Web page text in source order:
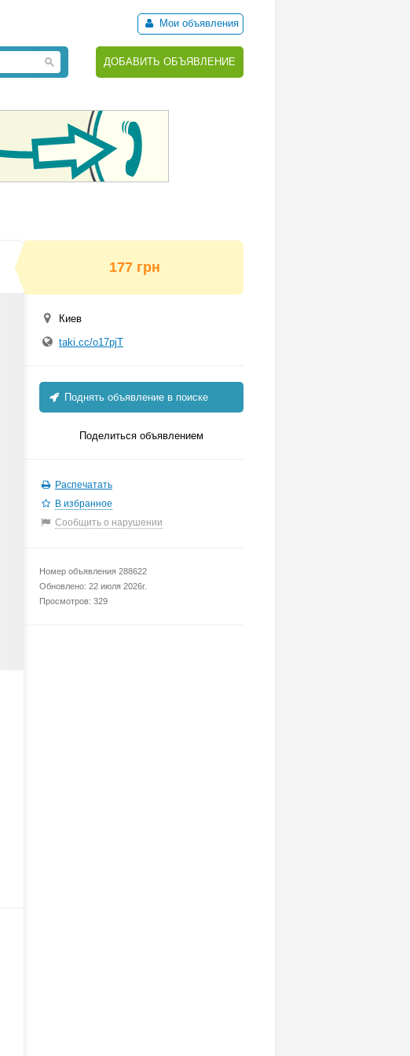
Мои объявления
ДОБАВИТЬ ОБЪЯВЛЕНИЕ
177 грн
Киев
taki.cc/o17pjT
Поднять объявление в поиске
Поделиться объявлением
Распечатать
В избранное
Сообщить о нарушении
Номер объявления 288622
Обновлено: 22 июля 2026г.
Просмотров: 329